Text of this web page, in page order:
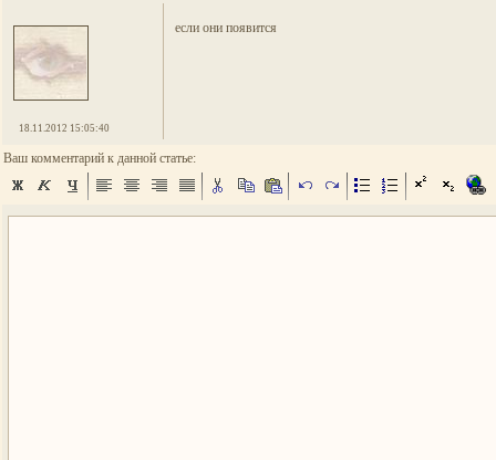
18.11.2012 15:05:40
если они появится
Ваш комментарий к данной статье: